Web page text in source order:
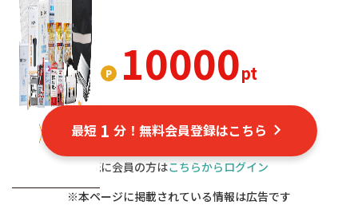
10000pt
最短 1 分！無料会員登録はこちら
既に会員の方はこちらからログイン
※本ページに掲載されている情報は広告です